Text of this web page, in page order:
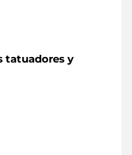
tatuadores y